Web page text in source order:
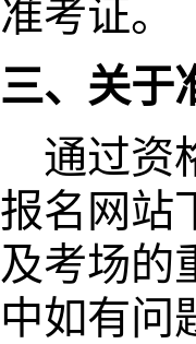
准考证。
三、关于
通过资
报名网站
及考场的
中如有问